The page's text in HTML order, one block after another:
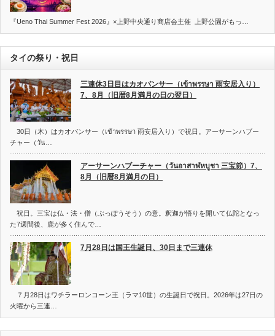
『Ueno Thai Summer Fest 2026』×上野中央通り商店会主催 上野公園がもっ…
タイの祭り・祝日
三連休3日目はカオパンサー（เข้าพรรษา 雨安居入り）
7、8月（旧暦8月満月の日の翌日）
30日（木）はカオパンサー（เข้าพรรษา 雨安居入り）で祝日。アーサーンハブー
チャー（วัน…
アーサーンハブーチャー（วันอาสาฬหบูชา 三宝節）7、
8月（旧暦8月満月の日）
祝日。三宝は仏・法・僧（ぶっぽうそう）の意。釈迦が悟りを開いて仏陀となっ
た7週間後、鹿が多く住んで…
7月28日は国王生誕日、30日まで三連休
７月28日はワチラーロンコーン王（ラマ10世）の生誕日で祝日。2026年は27日の
火曜から三連…